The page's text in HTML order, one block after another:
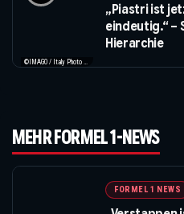
„Piastri ist
eindeutig.“ –
Hierarchie
MEHR FORMEL 1-NEWS
FORMEL 1 NEWS